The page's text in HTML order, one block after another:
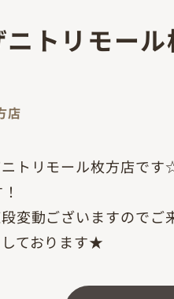
トリモー
店
トリモール枚方店です
変動ございますのでご
ております★